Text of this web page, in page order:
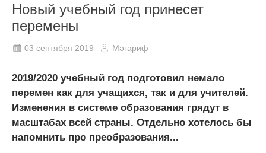
Новый учебный год принесет
перемены
03 сентября 2019 Мәгариф
2019/2020 учебный год подготовил немало
перемен как для учащихся, так и для учителей.
Изменения в системе образования грядут в
масштабах всей страны. Отдельно хотелось бы
напомнить про преобразования...